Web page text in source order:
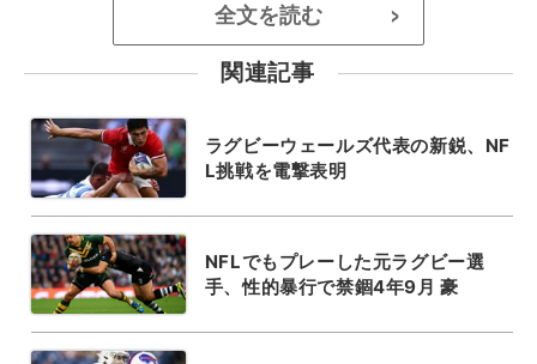
全文を読む >
関連記事
ラグビーウェールズ代表の新鋭、NF
L挑戦を電撃表明
NFLでもプレーした元ラグビー選
手、性的暴行で禁錮4年9月 豪